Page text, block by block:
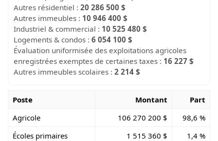
Autres résidentiel :20 286 500 $
Autres immeubles : 10 946 400 $
Industriel & commercial : 10 525 480 $
Logements & condos :6 054 100 $
Évaluation uniformisée des exploitations agricoles
enregistrées exemptes de certaines taxes : 16 227 $
Autres immeubles scolaires :2 214 $
Poste Montant
Part
Agricole
106 270 200 $
98,6 %
Écoles primaires
1 515 360 $ 1,4 %